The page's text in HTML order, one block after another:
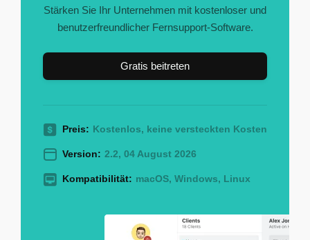
Stärken Sie Ihr Unternehmen mit kostenloser und
benutzerfreundlicher Fernsupport-Software.
Gratis beitreten
Preis: Kostenlos, keine versteckten Kosten
Version: 2.2, 04 August 2026
Kompatibilität: macOS, Windows, Linux